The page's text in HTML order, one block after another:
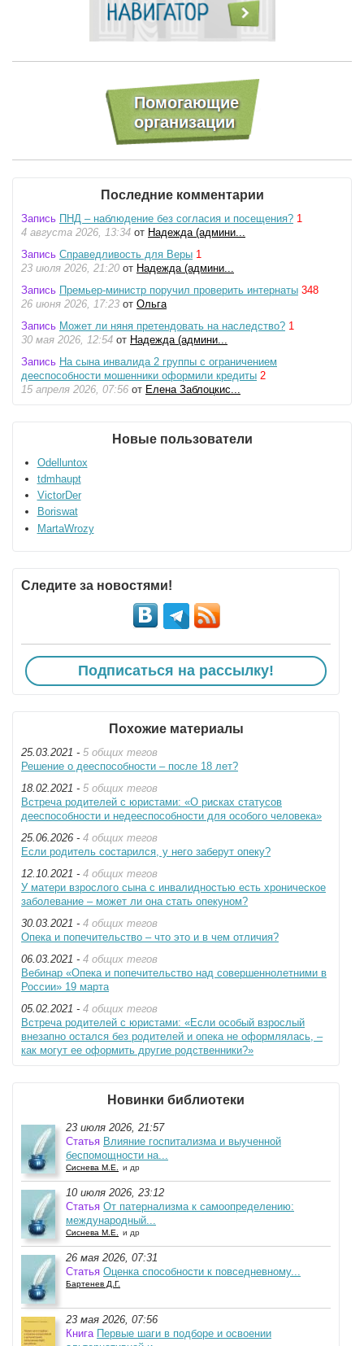
Последние комментарии
Запись ПНД – наблюдение без согласия и посещения? 1
4 августа 2026, 13:34 от Надежда (админи...
Запись Справедливость для Веры 1
23 июля 2026, 21:20 от Надежда (админи...
Запись Премьер-министр поручил проверить интернаты 348
26 июня 2026, 17:23 от Ольга
Запись Может ли няня претендовать на наследство? 1
30 мая 2026, 12:54 от Надежда (админи...
Запись На сына инвалида 2 группы с ограничением
дееспособности мошенники оформили кредиты 2
15 апреля 2026, 07:56 от Елена Заблоцкис...
Новые пользователи
Odelluntox
tdmhaupt
VictorDer
Boriswat
MartaWrozy
Следите за новостями!
Подписаться на рассылку!
Похожие материалы
25.03.2021 - 5 общих тегов
Решение о дееспособности – после 18 лет?
18.02.2021 - 5 общих тегов
Встреча родителей с юристами: «О рисках статусов
дееспособности и недееспособности для особого человека»
25.06.2026 - 4 общих тегов
Если родитель состарился, у него заберут опеку?
12.10.2021 - 4 общих тегов
У матери взрослого сына с инвалидностью есть хроническое
заболевание – может ли она стать опекуном?
30.03.2021 - 4 общих тегов
Опека и попечительство – что это и в чем отличия?
06.03.2021 - 4 общих тегов
Вебинар «Опека и попечительство над совершеннолетними в
России» 19 марта
05.02.2021 - 4 общих тегов
Встреча родителей с юристами: «Если особый взрослый
внезапно остался без родителей и опека не оформлялась, –
как могут ее оформить другие родственники?»
Новинки библиотеки
23 июля 2026, 21:57
Статья Влияние госпитализма и выученной
беспомощности на...
Сиснева М.Е. и др
10 июля 2026, 23:12
Статья От патернализма к самоопределению:
международный...
Сиснева М.Е. и др
26 мая 2026, 07:31
Статья Оценка способности к повседневному...
Бартенев Д.Г.
23 мая 2026, 07:56
Книга Первые шаги в подборе и освоении